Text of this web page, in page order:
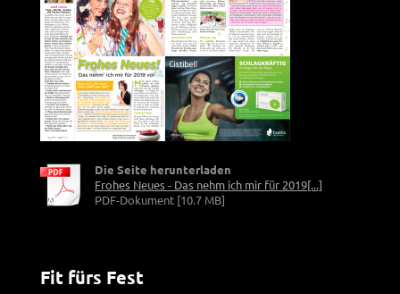
Die Seite herunterladen
Frohes Neues - Das nehm ich mir für 2019[...]
PDF-Dokument [10.7 MB]
Fit fürs Fest